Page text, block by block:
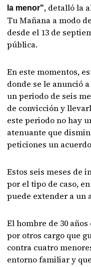
la menor", detalló la
Tu Mañana a modo
desde el 13 de
pública.
En este momentos,
donde se le anunció
un periodo de seis
de convicción y
este periodo no hay
atenuante que
peticiones un
Estos seis meses de
por el tipo de caso,
puede extender a un
El hombre de 30
por otros cargo que
contra cuatro
entorno familiar y